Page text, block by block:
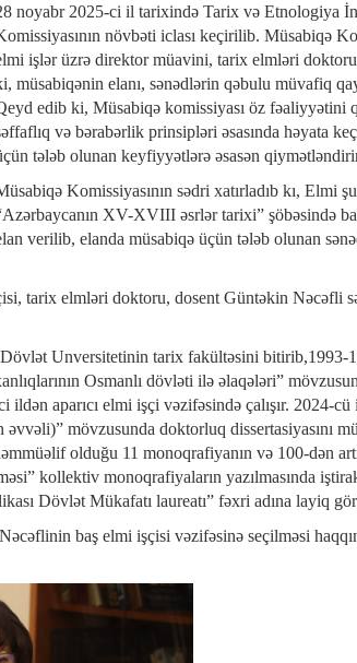
noyabr 2025-ci il tarixində Tarix və Etnologiya
növbəti iclası keçirilib. Müsabiqə
işlər üzrə direktor müavini, tarix elmləri
müsabiqənin elanı, sənədlərin qəbulu müvafiq
edib ki, Müsabiqə komissiyası öz fəaliyyətini
və bərabərlik prinsipləri əsasında həyata
tələb olunan keyfiyyətlərə əsasən
Komissiyasının sədri xatırladıb kı, Elmi
XV-XVIII əsrlər tarixi” şöbəsində
verilib, elanda müsabiqə üçün tələb olunan
tarix elmləri doktoru, dosent Güntəkin Nəcəfli
Unversitetinin tarix fakültəsini bitirib,1993-
Osmanlı dövləti ilə əlaqələri”
aparıcı elmi işçi vəzifəsində çalışır. 2024-cü
mövzusunda doktorluq dissertasiyasını
olduğu 11 monoqrafiyanın və 100-dən
kollektiv monoqrafiyaların yazılmasında
Dövlət Mükafatı laureatı” fəxri adına layiq
baş elmi işçisi vəzifəsinə seçilməsi